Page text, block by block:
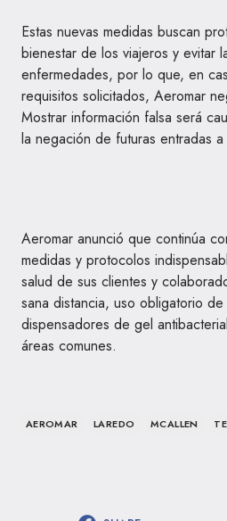
Estas nuevas medidas buscan
bienestar de los viajeros y evitar
enfermedades, por lo que, en
requisitos solicitados, Aeromar
Mostrar información falsa será
la negación de futuras entradas a
Aeromar anunció que continúa
medidas y protocolos
salud de sus clientes y
sana distancia, uso obligatorio
dispensadores de gel
áreas comunes.
AEROMAR LAREDO MCALLEN